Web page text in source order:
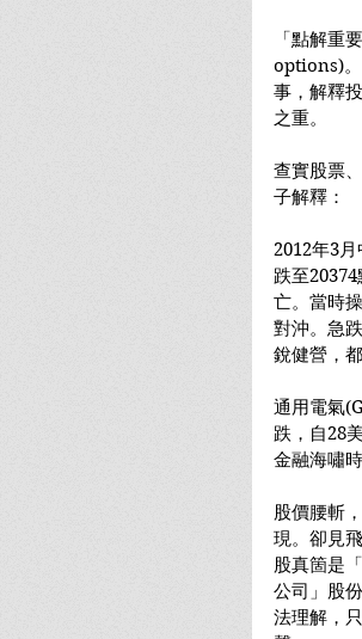
「點解重
options)。
事，解釋
之重。
查實股票
子解釋：
2012年3
跌至
亡。當時
對沖。急
銳健營，
通用電氣
跌，自28
金融海嘯
股價腰斬
現。卻見
股真箇是
公司」股
法理解，